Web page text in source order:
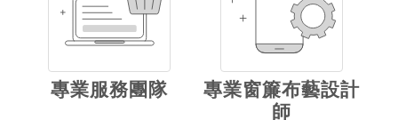
專業服務團隊
專業窗簾布藝設計
師